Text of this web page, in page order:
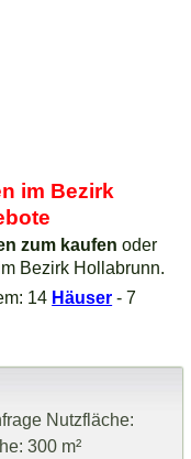
im Bezirk
zum kaufen oder
Bezirk Hollabrunn.
14 Häuser - 7
Nutzfläche:
300 m²